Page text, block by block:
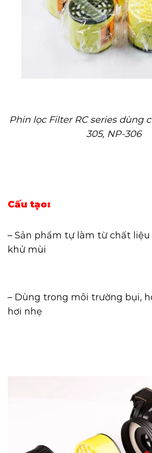
Phin lọc Filter RC series dùng
305, NP-306
Cấu tạo:
– Sản phẩm tự làm từ chất
khử mùi
– Dùng trong môi trường bụi,
hơi nhẹ